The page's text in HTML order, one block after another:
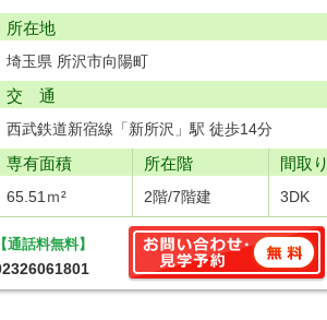
所在地
埼玉県 所沢市向陽町
交 通
西武鉄道新宿線「新所沢」駅 徒歩14分
専有面積
65.51ｍ²
所在階
2階/7階建
間取り
3DK
【通話料無料】